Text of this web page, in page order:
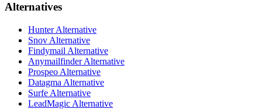
Alternatives
Hunter Alternative
Snov Alternative
Findymail Alternative
Anymailfinder Alternative
Prospeo Alternative
Datagma Alternative
Surfe Alternative
LeadMagic Alternative